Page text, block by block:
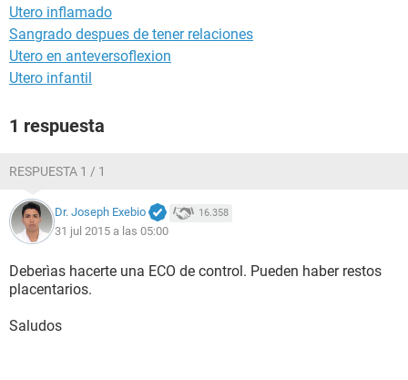
Utero inflamado
Sangrado despues de tener relaciones
Utero en anteversoflexion
Utero infantil
1 respuesta
RESPUESTA 1 / 1
Dr. Joseph Exebio 16.358
31 jul 2015 a las 05:00
Deberìas hacerte una ECO de control. Pueden haber restos
placentarios.
Saludos